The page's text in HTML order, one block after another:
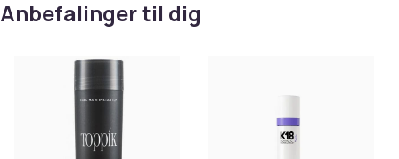
Anbefalinger til dig